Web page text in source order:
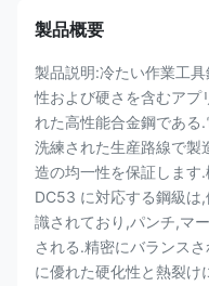
製品概要
製品説明:冷たい作業工
性および硬さを含むアプ
れた高性能合金鋼である
洗練された生産路線で製
造の均一性を保証します
DC53 に対応する鋼級は
識されており,パンチ,マ
される.精密にバランス
に優れた硬化性と熱裂け